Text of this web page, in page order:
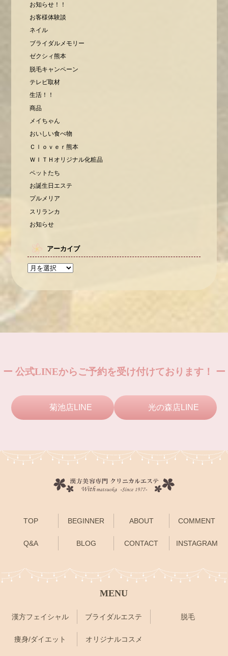
お知らせ！！
お客様体験談
ネイル
ブライダルメモリー
ゼクシィ熊本
脱毛キャンペーン
テレビ取材
生活！！
商品
メイちゃん
おいしい食べ物
Ｃｌｏｖｅｒ熊本
ＷＩＴＨオリジナル化粧品
ペットたち
お誕生日エステ
プルメリア
スリランカ
お知らせ
アーカイブ
ー 公式LINEからご予約を受け付けております！ ー
菊池店LINE 光の森店LINE
TOP BEGINNER ABOUT COMMENT
Q&A BLOG CONTACT INSTAGRAM
MENU
漢方フェイシャル ブライダルエステ 脱毛
痩身/ダイエット オリジナルコスメ